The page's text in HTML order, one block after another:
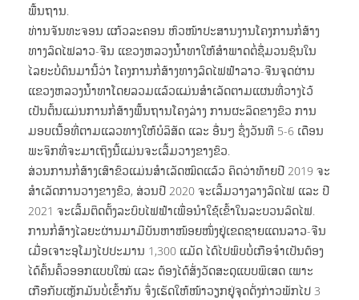
ຂ່າວ ແລະ ສັງຄົມ
ຂ່າວສານ
ວຽກງານຊ່ວຍສັງຄົມ
ກິດຈະກໍາ
ຕິດຕໍ່
ຟອມຕິດຕໍ່ຫ້ອງການ
ຟອມຕິດຕໍ່ຝ່າຍຂາຍ
ດາວໂຫລດ
ສະໝັກງານ
ພື້ນຖານ.
ທ່ານຈັນທະຈອນ ແກ້ວລະຄອນ ຫົວໜ້າປະສານງານໂຄງການກໍ່ສ້າງ
ທາງລົດໄຟລາວ-ຈີນ ແຂວງຫລວງນໍ້າທາໃຫ້ສຳພາດຕໍ່ຊື່ມວນຊົນໃນ
ໄລຍະບໍ່ດົນມານີ້ວ່າ ໂຄງການກໍ່ສ້າງທາງລົດໄຟຟ້າລາວ-ຈີນຈຸດຜ່ານ
ແຂວງຫລວງນໍ້າທາໂດຍລວມແລ້ວແມ່ນສຳເລັດຕາມແຜນທີ່ວາງໄວ້
ເປັນຕົ້ນແມ່ນການກໍ່ສ້າງພື້ນຖານໂຄງລ່າງ ການຜະລິດຂາງຂົວ ການ
ມອບເນື້ອທີ່ຕາມແລວທາງໃຫ້ບໍລິສັດ ແລະ ອື່ນໆ ຊຶ່ງວັນທີ 5-6 ເດືອນ
ພະຈິກທີ່ຈະມາເຖິງນີ້ແມ່ນຈະເລີ້ມວາງຂາງຂົວ.
ສ່ວນການກໍ່ສ້າງເສົາຂົວແມ່ນສຳເລັດໝົດແລ້ວ ຄິດວ່າທ້າຍປີ 2019 ຈະ
ສຳເລັດການວາງຂາງຂົວ, ສ່ວນປີ 2020 ຈະເລີ້ມວາງລາງລົດໄຟ ແລະ ປີ
2021 ຈະເລີ້ມຕິດຕັ້ງລະບົບໄຟຟ້າເພື່ອນຳໃຊ້ເຂົ້າໃນລະບວນລົດໄຟ.
ການກໍ່ສ້າງໄລຍະຜ່ານມາມີບັນຫາໜ້ອຍໜຶ່ງຢູ່ເຂດຊາຍແດນລາວ-ຈີນ
ເມື່ອເຈາະອຸໂມງໄປປະມານ 1,300 ແມັດ ໄດ້ໄປພົບບໍ່ເກືອຈຳເປັນຕ້ອງ
ໄດ້ຄົ້ນຄົ້ວອອກແບບໃໝ່ ແລະ ຕ້ອງໄດ້ສັ່ງວັດສະດຸແບບພິເສດ ເພາະ
ເກືອກັບເຫຼັກມັນບໍ່ເຂົ້າກັນ ຈຶ່ງເຮັດໃຫ້ໜ້າວຽກຢູ່ຈຸດດັ່ງກ່າວພັກໄປ 3